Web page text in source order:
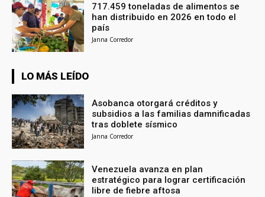
717.459 toneladas de alimentos se
han distribuido en 2026 en todo el
país
Janna Corredor
LO MÁS LEÍDO
Asobanca otorgará créditos y
subsidios a las familias damnificadas
tras doblete sísmico
Janna Corredor
Venezuela avanza en plan
estratégico para lograr certificación
libre de fiebre aftosa